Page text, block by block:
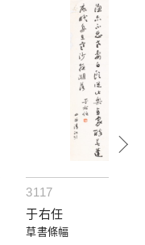
3117
于右任
草書條幅